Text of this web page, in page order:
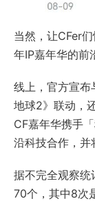
当然，让CFer
年IP嘉年华的前
线上，官方宣布
地球2》联动，
CF嘉年华携手
沿科技合作，并
据不完全观察统
70个，其中8次